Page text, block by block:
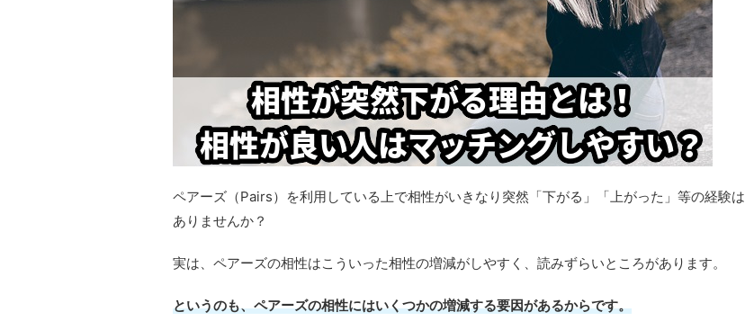
ペアーズ（Pairs）を利用している上で相性がいきなり突然「下がる」「上がった」等の経験は
ありませんか？
実は、ペアーズの相性はこういった相性の増減がしやすく、読みずらいところがあります。
というのも、ペアーズの相性にはいくつかの増減する要因があるからです。